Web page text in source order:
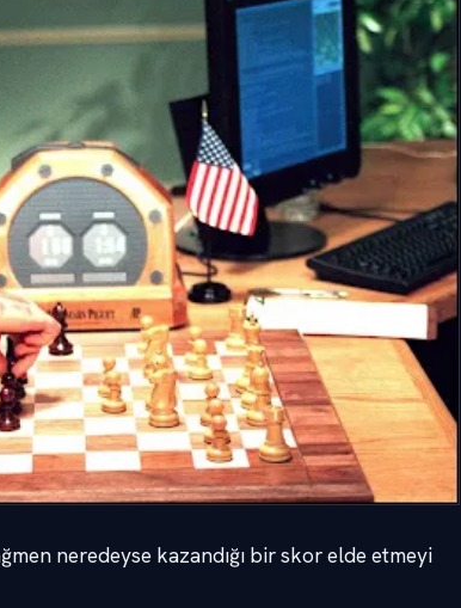
neredeyse kazandığı bir skor elde etmeyi